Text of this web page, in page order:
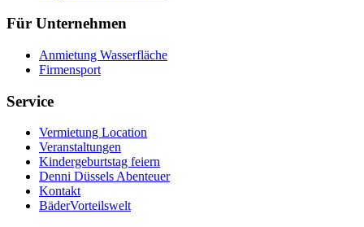
Für Unternehmen
Anmietung Wasserfläche
Firmensport
Service
Vermietung Location
Veranstaltungen
Kindergeburtstag feiern
Denni Düssels Abenteuer
Kontakt
BäderVorteilswelt